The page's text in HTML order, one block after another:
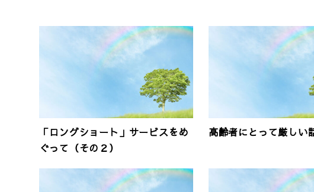
「ロングショート」サービスをめ
ぐって（その２）
高齢者にとって厳しい